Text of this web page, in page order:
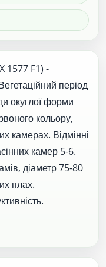
1577 F1) -
період
окуглої форми
кольору,
камерах. Відмінні
камер 5-6.
діаметр 75-80
плах.